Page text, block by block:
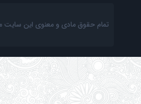
تمام حقوق مادی و معنوی این سایت